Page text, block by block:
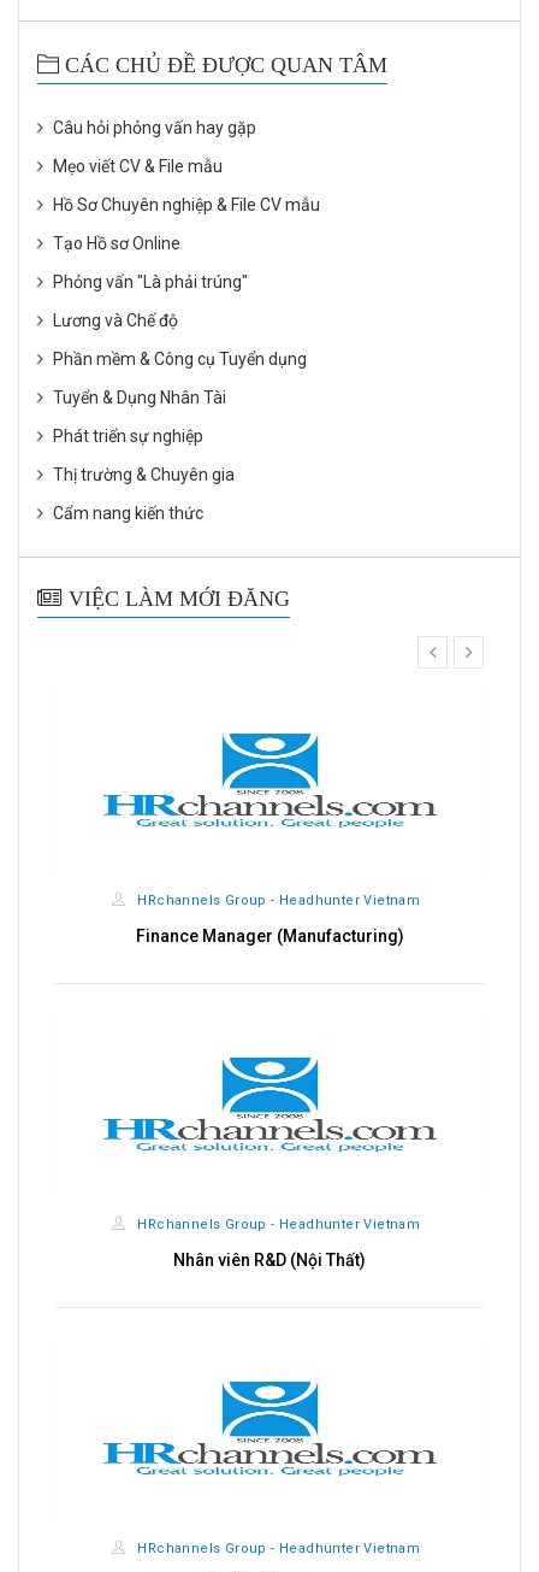
CÁC CHỦ ĐỀ ĐƯỢC QUAN TÂM
Câu hỏi phỏng vấn hay gặp
Mẹo viết CV & File mẫu
Hồ Sơ Chuyên nghiệp & File CV mẫu
Tạo Hồ sơ Online
Phỏng vấn "Là phải trúng"
Lương và Chế độ
Phần mềm & Công cụ Tuyển dụng
Tuyển & Dụng Nhân Tài
Phát triển sự nghiệp
Thị trường & Chuyên gia
Cẩm nang kiến thức
VIỆC LÀM MỚI ĐĂNG
HRchannels Group - Headhunter Vietnam
Finance Manager (Manufacturing)
HRchannels Group - Headhunter Vietnam
Nhân viên R&D (Nội Thất)
HRchannels Group - Headhunter Vietnam
prev
next